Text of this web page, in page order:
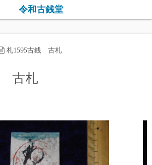
令和古銭堂
札1595古銭 古札
古札